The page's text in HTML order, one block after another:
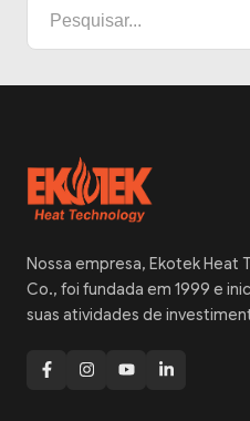
Nossa empresa, Ekotek Heat
Co., foi fundada em 1999 e
suas atividades de